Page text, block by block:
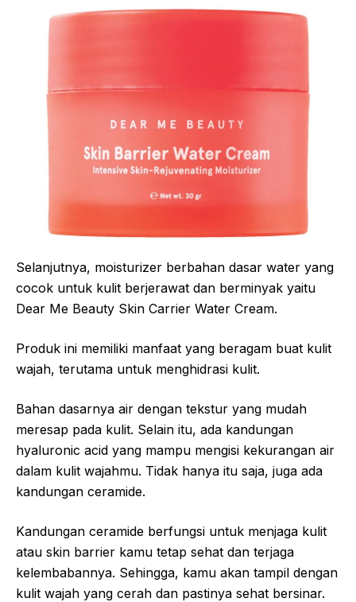
Selanjutnya, moisturizer berbahan dasar water yang
cocok untuk kulit berjerawat dan berminyak yaitu
Dear Me Beauty Skin Carrier Water Cream.
Produk ini memiliki manfaat yang beragam buat kulit
wajah, terutama untuk menghidrasi kulit.
Bahan dasarnya air dengan tekstur yang mudah
meresap pada kulit. Selain itu, ada kandungan
hyaluronic acid yang mampu mengisi kekurangan air
dalam kulit wajahmu. Tidak hanya itu saja, juga ada
kandungan ceramide.
Kandungan ceramide berfungsi untuk menjaga kulit
atau skin barrier kamu tetap sehat dan terjaga
kelembabannya. Sehingga, kamu akan tampil dengan
kulit wajah yang cerah dan pastinya sehat bersinar.